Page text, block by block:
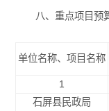
八、重点项目预
单位名称、项目名称
1
石屏县民政局